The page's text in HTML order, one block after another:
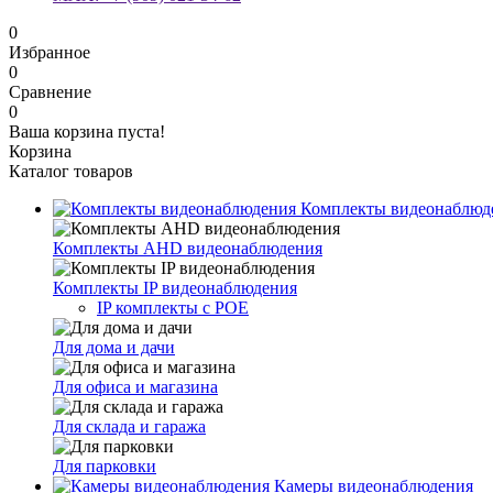
0
Избранное
0
Сравнение
0
Ваша корзина пуста!
Корзина
Каталог товаров
Комплекты
Комплекты AHD видеонаблюдения
Комплекты IP видеонаблюдения
IP комплекты с POE
Для дома и дачи
Для офиса и магазина
Для склада и гаража
Для парковки
Камеры видеонаблюдения